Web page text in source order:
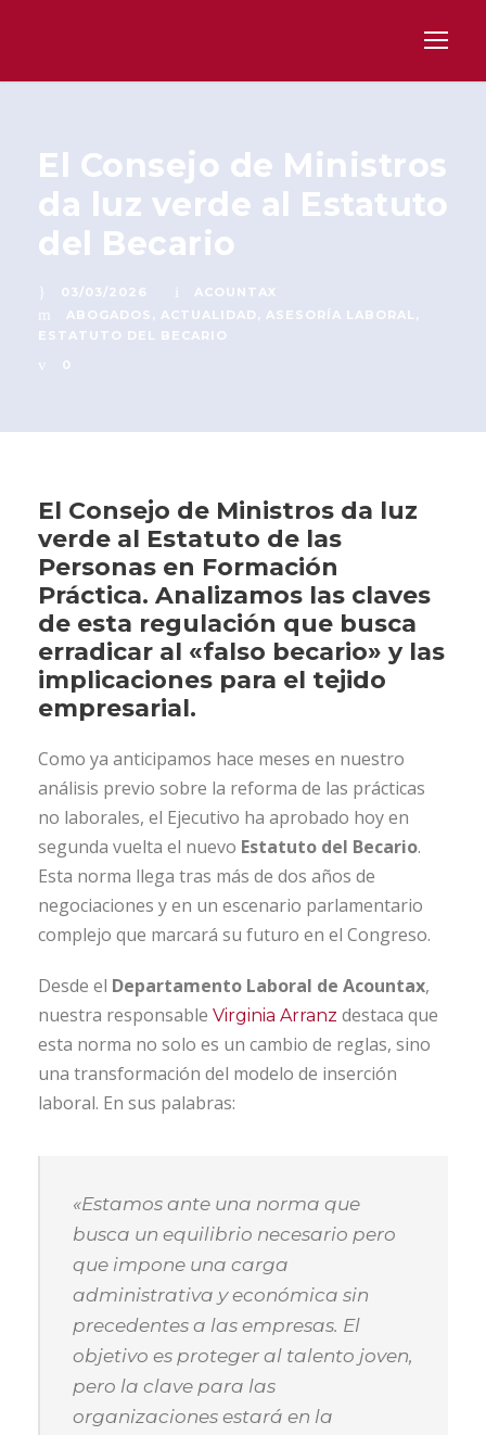
El Consejo de Ministros
da luz verde al Estatuto
del Becario
03/03/2026
ACOUNTAX
ABOGADOS , ACTUALIDAD , ASESORÍA LABORAL ,
ESTATUTO DEL BECARIO
0
El Consejo de Ministros da luz
verde al Estatuto de las
Personas en Formación
Práctica. Analizamos las claves
de esta regulación que busca
erradicar al «falso becario» y las
implicaciones para el tejido
empresarial.
Como ya anticipamos hace meses en nuestro
análisis previo sobre la reforma de las prácticas
no laborales, el Ejecutivo ha aprobado hoy en
segunda vuelta el nuevo Estatuto del Becario.
Esta norma llega tras más de dos años de
negociaciones y en un escenario parlamentario
complejo que marcará su futuro en el Congreso.
Desde el Departamento Laboral de Acountax,
nuestra responsable Virginia Arranz destaca que
esta norma no solo es un cambio de reglas, sino
una transformación del modelo de inserción
laboral. En sus palabras:
«Estamos ante una norma que
busca un equilibrio necesario pero
que impone una carga
administrativa y económica sin
precedentes a las empresas. El
objetivo es proteger al talento joven,
pero la clave para las
organizaciones estará en la